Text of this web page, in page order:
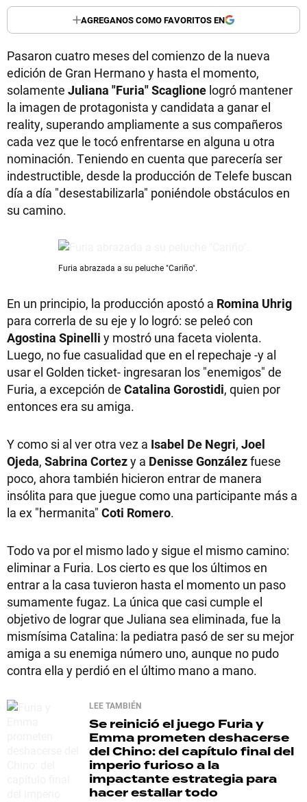
AGREGANOS COMO FAVORITOS EN
Pasaron cuatro meses del comienzo de la nueva
edición de Gran Hermano y hasta el momento,
solamente Juliana "Furia" Scaglione logró mantener
la imagen de protagonista y candidata a ganar el
reality, superando ampliamente a sus compañeros
cada vez que le tocó enfrentarse en alguna u otra
nominación. Teniendo en cuenta que parecería ser
indestructible, desde la producción de Telefe buscan
día a día "desestabilizarla" poniéndole obstáculos en
su camino.
Furia abrazada a su peluche "Cariño".
En un principio, la producción apostó a Romina Uhrig
para correrla de su eje y lo logró: se peleó con
Agostina Spinelli y mostró una faceta violenta.
Luego, no fue casualidad que en el repechaje -y al
usar el Golden ticket- ingresaran los "enemigos" de
Furia, a excepción de Catalina Gorostidi, quien por
entonces era su amiga.
Y como si al ver otra vez a Isabel De Negri, Joel
Ojeda, Sabrina Cortezy a Denisse Gonzálezfuese
poco, ahora también hicieron entrar de manera
insólita para que juegue como una participante más a
la ex "hermanita" Coti Romero.
Todo va por el mismo lado y sigue el mismo camino:
eliminar a Furia. Los cierto es que los últimos en
entrar a la casa tuvieron hasta el momento un paso
sumamente fugaz. La única que casi cumple el
objetivo de lograr que Juliana sea eliminada, fue la
mismísima Catalina: la pediatra pasó de ser su mejor
amiga a su enemiga número uno, aunque no pudo
contra ella y perdió en el último mano a mano.
LEE TAMBIÉN
Se reinició el juego Furia y
Emma prometen deshacerse
del Chino: del capítulo final del
imperio furioso a la
impactante estrategia para
hacer estallar todo